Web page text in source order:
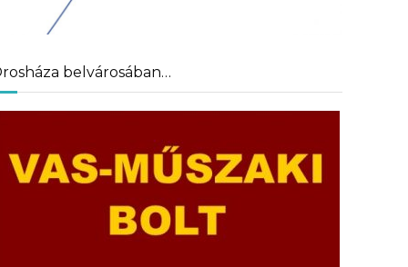
belvárosában…